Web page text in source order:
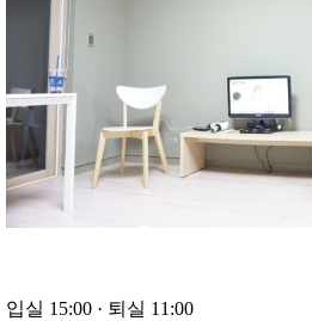
입실 15:00 · 퇴실 11:00